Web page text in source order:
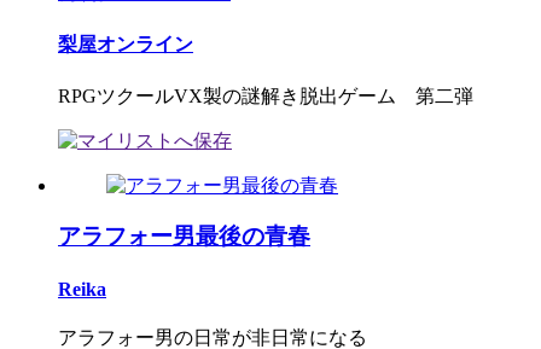
梨屋オンライン
RPGツクールVX製の謎解き脱出ゲーム 第二弾
アラフォー男最後の青春
Reika
アラフォー男の日常が非日常になる